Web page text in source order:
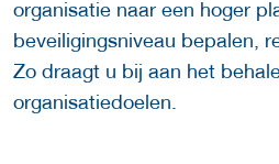
organisatie naar een hoger
beveiligingsniveau bepalen,
Zo draagt u bij aan het
organisatiedoelen.